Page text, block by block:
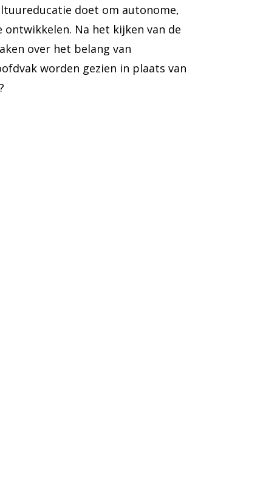
doet om autonome,
ontwikkelen. Na het kijken van de
over het belang van
worden gezien in plaats van